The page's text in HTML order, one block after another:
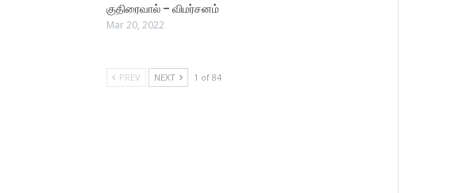
குதிரைவால் – விமர்சனம்
Mar 20, 2022
PREV NEXT 1 of 84